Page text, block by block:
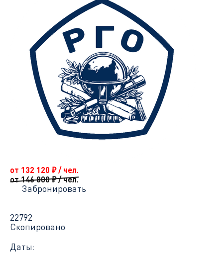
от 132 120 ₽/ чел.
от 146 800₽/ чел.
Забронировать
22792
Скопировано
Даты: